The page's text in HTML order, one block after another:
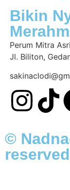
Bikin
Perum Mitra
Jl. Biliton,
©
reserved